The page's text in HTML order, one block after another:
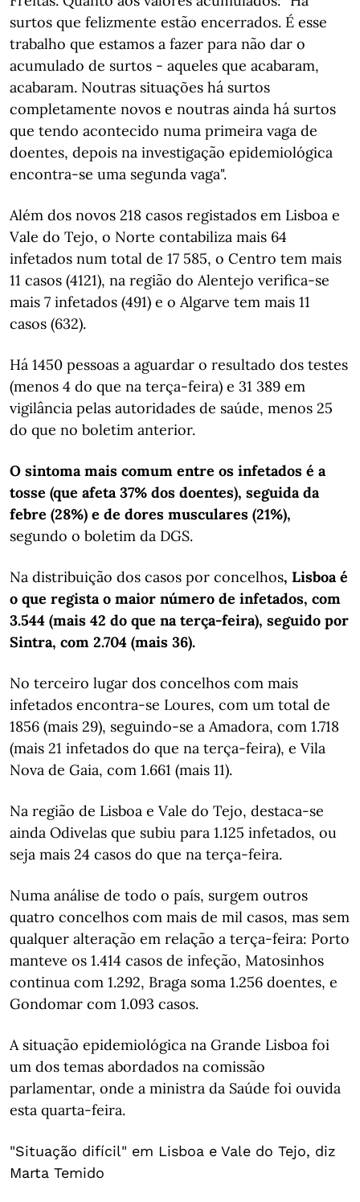
surtos que felizmente estão encerrados. É esse
trabalho que estamos a fazer para não dar o
acumulado de surtos - aqueles que acabaram,
acabaram. Noutras situações há surtos
completamente novos e noutras ainda há surtos
que tendo acontecido numa primeira vaga de
doentes, depois na investigação epidemiológica
encontra-se uma segunda vaga".
Além dos novos 218 casos registados em Lisboa e
Vale do Tejo, o Norte contabiliza mais 64
infetados num total de 17 585, o Centro tem mais
11 casos (4121), na região do Alentejo verifica-se
mais 7 infetados (491) e o Algarve tem mais 11
casos (632).
Há 1450 pessoas a aguardar o resultado dos testes
(menos 4 do que na terça-feira) e 31 389 em
vigilância pelas autoridades de saúde, menos 25
do que no boletim anterior.
O sintoma mais comum entre os infetados é a
tosse (que afeta 37% dos doentes), seguida da
febre (28%) e de dores musculares (21%),
segundo o boletim da DGS.
Na distribuição dos casos por concelhos, Lisboa é
o que regista o maior número de infetados, com
3.544 (mais 42 do que na terça-feira), seguido por
Sintra, com 2.704 (mais 36).
No terceiro lugar dos concelhos com mais
infetados encontra-se Loures, com um total de
1856 (mais 29), seguindo-se a Amadora, com 1.718
(mais 21 infetados do que na terça-feira), e Vila
Nova de Gaia, com 1.661 (mais 11).
Na região de Lisboa e Vale do Tejo, destaca-se
ainda Odivelas que subiu para 1.125 infetados, ou
seja mais 24 casos do que na terça-feira.
Numa análise de todo o país, surgem outros
quatro concelhos com mais de mil casos, mas sem
qualquer alteração em relação a terça-feira: Porto
manteve os 1.414 casos de infeção, Matosinhos
continua com 1.292, Braga soma 1.256 doentes, e
Gondomar com 1.093 casos.
A situação epidemiológica na Grande Lisboa foi
um dos temas abordados na comissão
parlamentar, onde a ministra da Saúde foi ouvida
esta quarta-feira.
"Situação difícil" em Lisboa e Vale do Tejo, diz
Marta Temido